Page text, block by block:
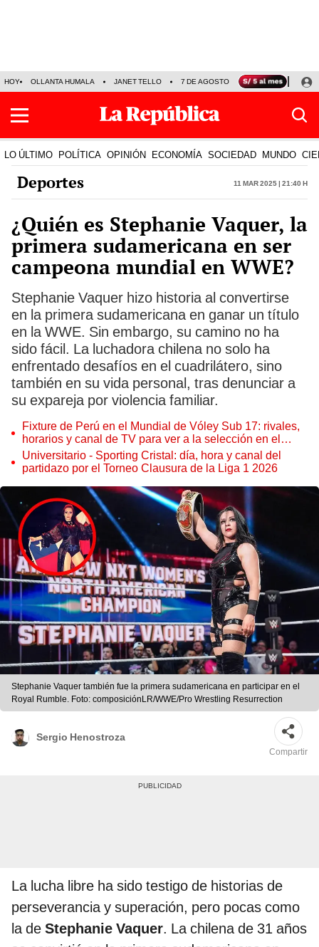
HOY OLLANTA HUMALA JANET TELLO 7 DE AGOSTO TINKA RESULTADOS
LO ÚLTIMO POLÍTICA OPINIÓN ECONOMÍA SOCIEDAD MUNDO
Deportes 11 Mar 2025 | 21:40 h
¿Quién es Stephanie Vaquer, la
primera sudamericana en ser
campeona mundial en WWE?
Stephanie Vaquer hizo historia al convertirse
en la primera sudamericana en ganar un título
en la WWE. Sin embargo, su camino no ha
sido fácil. La luchadora chilena no solo ha
enfrentado desafíos en el cuadrilátero, sino
también en su vida personal, tras denunciar a
su expareja por violencia familiar.
Fixture de Perú en el Mundial de Vóley Sub 17: rivales,
horarios y canal de TV para ver a la selección en el
torneo
Universitario - Sporting Cristal: día, hora y canal del
partidazo por el Torneo Clausura de la Liga 1 2026
Stephanie Vaquer también fue la primera sudamericana en participar en el
Royal Rumble. Foto: composiciónLR/WWE/Pro Wrestling Resurrection
Sergio Henostroza
Compartir
La lucha libre ha sido testigo de historias de
perseverancia y superación, pero pocas como
la de Stephanie Vaquer. La chilena de 31 años